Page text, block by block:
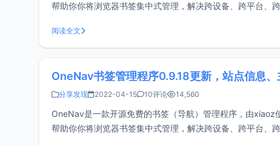
帮助你你将浏览器书签集中式管理，解决跨设备、跨平台、
阅读全文
OneNav书签管理程序0.9.18更新，站点信息
分享发现 2022-04-15 10评论 14,560
OneNav是一款开源免费的书签（导航）管理程序，由
帮助你你将浏览器书签集中式管理，解决跨设备、跨平台、